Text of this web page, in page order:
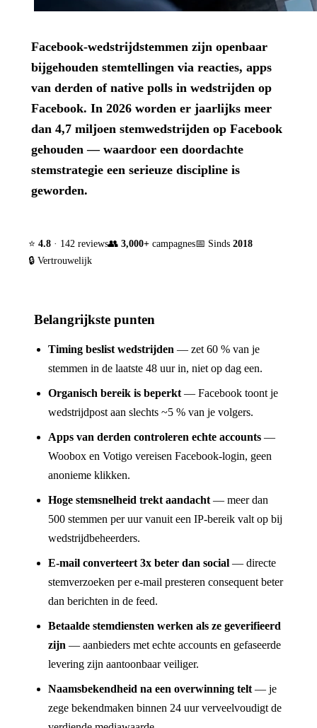
Facebook-wedstrijdstemmen zijn openbaar
bijgehouden stemtellingen via reacties, apps
van derden of native polls in wedstrijden op
Facebook. In 2026 worden er jaarlijks meer
dan 4,7 miljoen stemwedstrijden op Facebook
gehouden — waardoor een doordachte
stemstrategie een serieuze discipline is
geworden.
⭐ 4.8 · 142 reviews👥 3,000+ campagnes📅 Sinds 2018
🔒 Vertrouwelijk
Belangrijkste punten
Timing beslist wedstrijden — zet 60 % van je
stemmen in de laatste 48 uur in, niet op dag een.
Organisch bereik is beperkt — Facebook toont je
wedstrijdpost aan slechts ~5 % van je volgers.
Apps van derden controleren echte accounts —
Woobox en Votigo vereisen Facebook-login, geen
anonieme klikken.
Hoge stemsnelheid trekt aandacht — meer dan
500 stemmen per uur vanuit een IP-bereik valt op bij
wedstrijdbeheerders.
E-mail converteert 3x beter dan social — directe
stemverzoeken per e-mail presteren consequent beter
dan berichten in de feed.
Betaalde stemdiensten werken als ze geverifieerd
zijn — aanbieders met echte accounts en gefaseerde
levering zijn aantoonbaar veiliger.
Naamsbekendheid na een overwinning telt — je
zege bekendmaken binnen 24 uur verveelvoudigt de